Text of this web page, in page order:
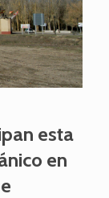
esta
en